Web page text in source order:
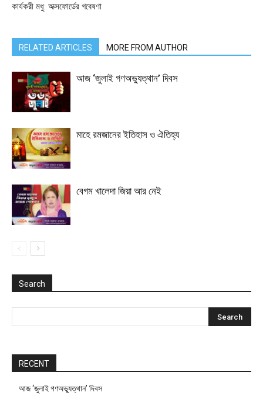
কার্যকরী মধু: অক্সফোর্ডের গবেষণা
RELATED ARTICLES MORE FROM AUTHOR
আজ ‘জুলাই গণঅভ্যুত্থান’ দিবস
মাহে রমজানের ইতিহাস ও ঐতিহ্য
বেগম খালেদা জিয়া আর নেই
Search
RECENT
আজ ‘জুলাই গণঅভ্যুত্থান’ দিবস